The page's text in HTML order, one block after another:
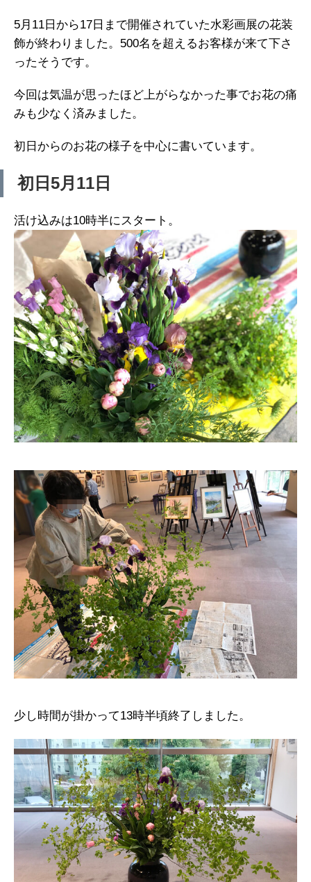
5月11日から17日まで開催されていた水彩画展の花装
飾が終わりました。500名を超えるお客様が来て下さ
ったそうです。
今回は気温が思ったほど上がらなかった事でお花の痛
みも少なく済みました。
初日からのお花の様子を中心に書いています。
初日5月11日
活け込みは10時半にスタート。
少し時間が掛かって13時半頃終了しました。